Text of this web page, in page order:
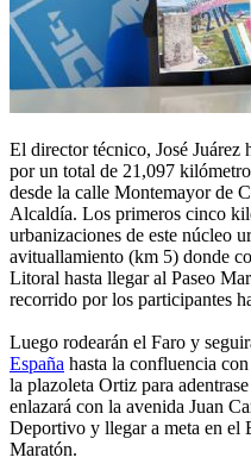
El director técnico, José Juárez
por un total de 21,097
desde la calle Montemayor de
Alcaldía. Los primeros cinco
urbanizaciones de este núcleo
avituallamiento (km 5) donde
Litoral hasta llegar al Paseo
recorrido por los participantes
Luego rodearán el Faro y
España hasta la confluencia
la plazoleta Ortiz para
enlazará con la avenida Juan
Deportivo y llegar a meta en el
Maratón.